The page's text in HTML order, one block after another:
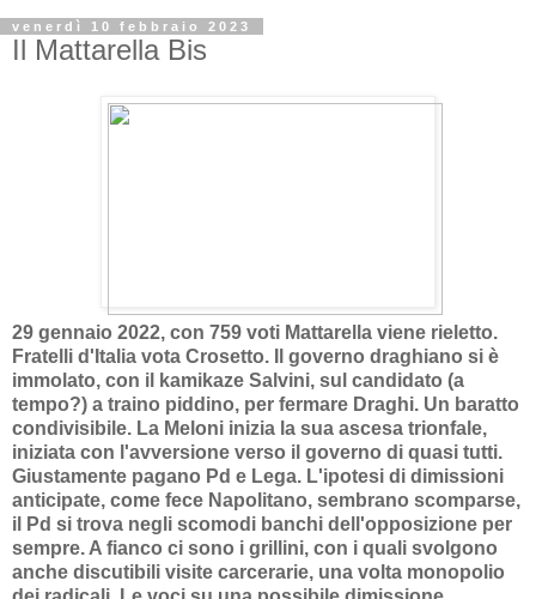
venerdì 10 febbraio 2023
Il Mattarella Bis
29 gennaio 2022, con 759 voti Mattarella viene rieletto.
Fratelli d'Italia vota Crosetto. Il governo draghiano si è
immolato, con il kamikaze Salvini, sul candidato (a
tempo?) a traino piddino, per fermare Draghi. Un baratto
condivisibile. La Meloni inizia la sua ascesa trionfale,
iniziata con l'avversione verso il governo di quasi tutti.
Giustamente pagano Pd e Lega. L'ipotesi di dimissioni
anticipate, come fece Napolitano, sembrano scomparse,
il Pd si trova negli scomodi banchi dell'opposizione per
sempre. A fianco ci sono i grillini, con i quali svolgono
anche discutibili visite carcerarie, una volta monopolio